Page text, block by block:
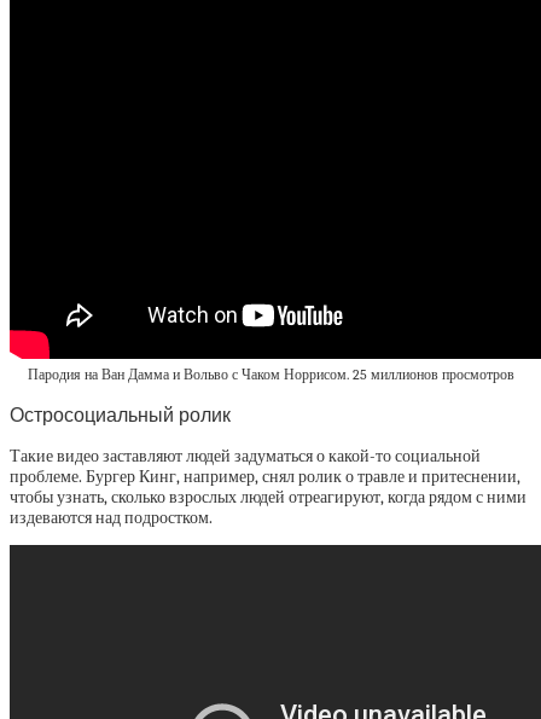
Пародия на Ван Дамма и Вольво с Чаком Норрисом. 25 миллионов просмотров
Остросоциальный ролик
Такие видео заставляют людей задуматься о какой-то социальной
проблеме. Бургер Кинг, например, снял ролик о травле и притеснении,
чтобы узнать, сколько взрослых людей отреагируют, когда рядом с ними
издеваются над подростком.